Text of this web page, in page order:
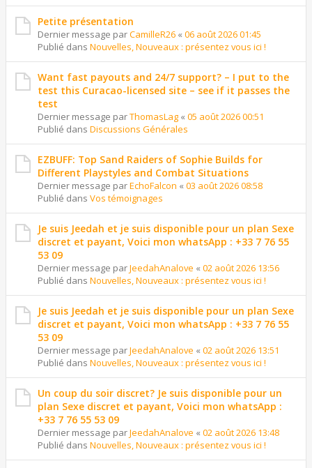
Petite présentation
Dernier message parCamilleR26 « 06 août 2026 01:45
Publié dans Nouvelles, Nouveaux : présentez vous ici !
Want fast payouts and 24/7 support? – I put to the
test this Curacao-licensed site – see if it passes the
test
Dernier message parThomasLag « 05 août 2026 00:51
Publié dans Discussions Générales
EZBUFF: Top Sand Raiders of Sophie Builds for
Different Playstyles and Combat Situations
Dernier message parEchoFalcon « 03 août 2026 08:58
Publié dans Vos témoignages
Je suis Jeedah et je suis disponible pour un plan Sexe
discret et payant, Voici mon whatsApp : +33 7 76 55
53 09
Dernier message parJeedahAnalove « 02 août 2026 13:56
Publié dans Nouvelles, Nouveaux : présentez vous ici !
Je suis Jeedah et je suis disponible pour un plan Sexe
discret et payant, Voici mon whatsApp : +33 7 76 55
53 09
Dernier message parJeedahAnalove « 02 août 2026 13:51
Publié dans Nouvelles, Nouveaux : présentez vous ici !
Un coup du soir discret? Je suis disponible pour un
plan Sexe discret et payant, Voici mon whatsApp :
+33 7 76 55 53 09
Dernier message parJeedahAnalove « 02 août 2026 13:48
Publié dans Nouvelles, Nouveaux : présentez vous ici !